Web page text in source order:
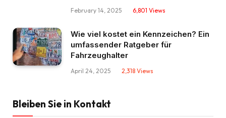
February 14, 2025 6,801 Views
Wie viel kostet ein Kennzeichen? Ein
umfassender Ratgeber für
Fahrzeughalter
April 24, 2025 2,318 Views
Bleiben Sie in Kontakt